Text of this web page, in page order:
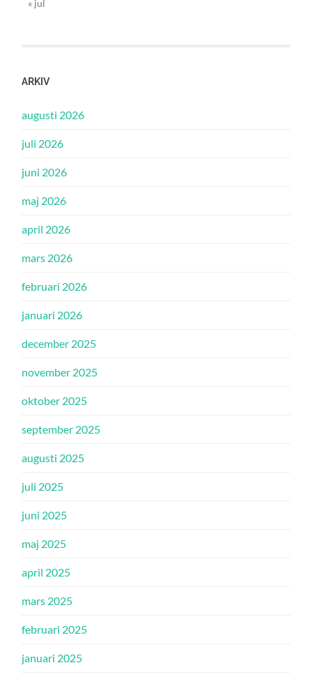
« jul
ARKIV
augusti 2026
juli 2026
juni 2026
maj 2026
april 2026
mars 2026
februari 2026
januari 2026
december 2025
november 2025
oktober 2025
september 2025
augusti 2025
juli 2025
juni 2025
maj 2025
april 2025
mars 2025
februari 2025
januari 2025